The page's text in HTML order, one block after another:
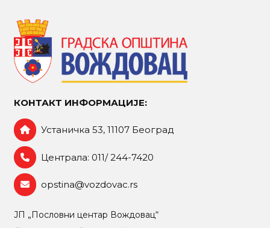
КОНТАКТ ИНФОРМАЦИЈЕ:
Устаничка 53, 11107 Београд
Централа: 011/ 244-7420
opstina@vozdovac.rs
ЈП „Пословни центар Вождовац“